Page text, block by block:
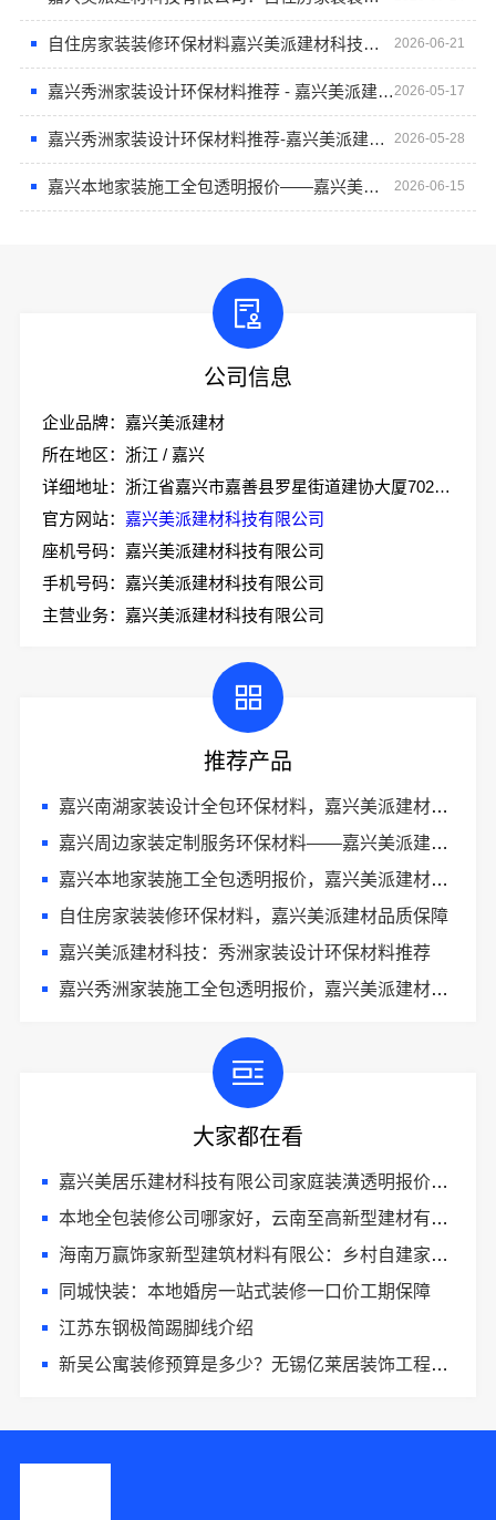
自住房家装装修环保材料嘉兴美派建材科技有限公司 2026-06-21
嘉兴秀洲家装设计环保材料推荐 - 嘉兴美派建材科技有限公司2026-05-17
嘉兴秀洲家装设计环保材料推荐-嘉兴美派建材科技有限公司 2026-05-28
嘉兴本地家装施工全包透明报价——嘉兴美派建材科技有限公司 2026-06-15
公司信息
企业品牌：嘉兴美派建材
所在地区：浙江 / 嘉兴
详细地址：浙江省嘉兴市嘉善县罗星街道建协大厦702室-2
官方网站： 嘉兴美派建材科技有限公司
座机号码：嘉兴美派建材科技有限公司
手机号码：嘉兴美派建材科技有限公司
主营业务：嘉兴美派建材科技有限公司
推荐产品
嘉兴南湖家装设计全包环保材料，嘉兴美派建材透明报价更省心
嘉兴周边家装定制服务环保材料——嘉兴美派建材科技有限公司
嘉兴本地家装施工全包透明报价，嘉兴美派建材科技有限公司
自住房家装装修环保材料，嘉兴美派建材品质保障
嘉兴美派建材科技：秀洲家装设计环保材料推荐
嘉兴秀洲家装施工全包透明报价，嘉兴美派建材科技有限公司
大家都在看
嘉兴美居乐建材科技有限公司家庭装潢透明报价电话
本地全包装修公司哪家好，云南至高新型建材有限公司口碑佳
海南万赢饰家新型建筑材料有限公：乡村自建家装施工门窗焕新
同城快装：本地婚房一站式装修一口价工期保障
江苏东钢极简踢脚线介绍
新吴公寓装修预算是多少？无锡亿莱居装饰工程材料有限公司帮您规划